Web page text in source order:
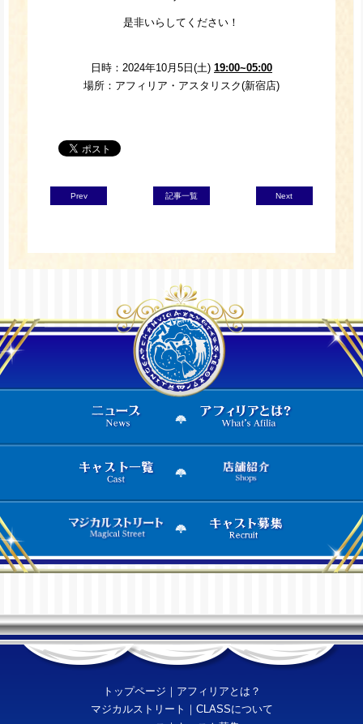
是非いらしてください！
日時：2024年10月5日(土) 19:00~05:00
場所：アフィリア・アスタリスク(新宿店)
Prev 記事一覧 Next
トップページ ｜ アフィリアとは？
マジカルストリート ｜ CLASSについて